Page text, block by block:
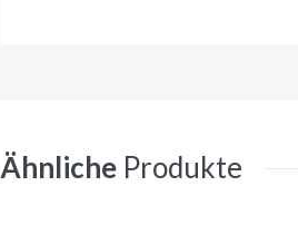
Ähnliche Produkte